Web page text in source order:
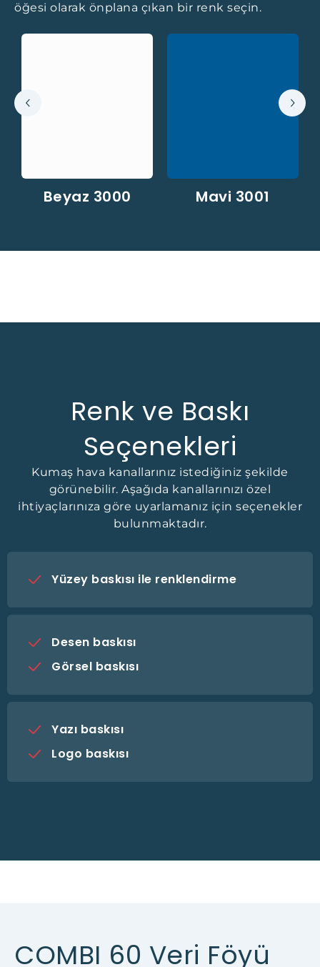
öğesi olarak önplana çıkan bir renk seçin.
Beyaz 3000 Mavi 3001
Renk ve Baskı
Seçenekleri
Kumaş hava kanallarınız istediğiniz şekilde
görünebilir. Aşağıda kanallarınızı özel
ihtiyaçlarınıza göre uyarlamanız için seçenekler
bulunmaktadır.
Yüzey baskısı ile renklendirme
Desen baskısı
Görsel baskısı
Yazı baskısı
Logo baskısı
COMBI 60 Veri Föyü